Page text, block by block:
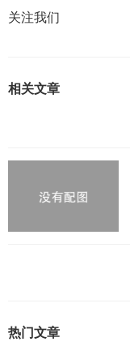
关注我们
相关文章
热门文章